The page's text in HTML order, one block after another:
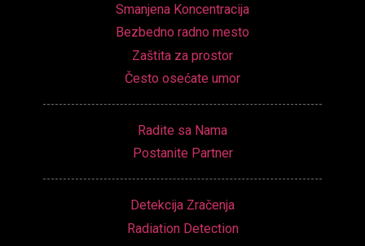
Smanjena Koncentracija
Bezbedno radno mesto
Zaštita za prostor
Često osećate umor
Radite sa Nama
Postanite Partner
Detekcija Zračenja
Radiation Detection